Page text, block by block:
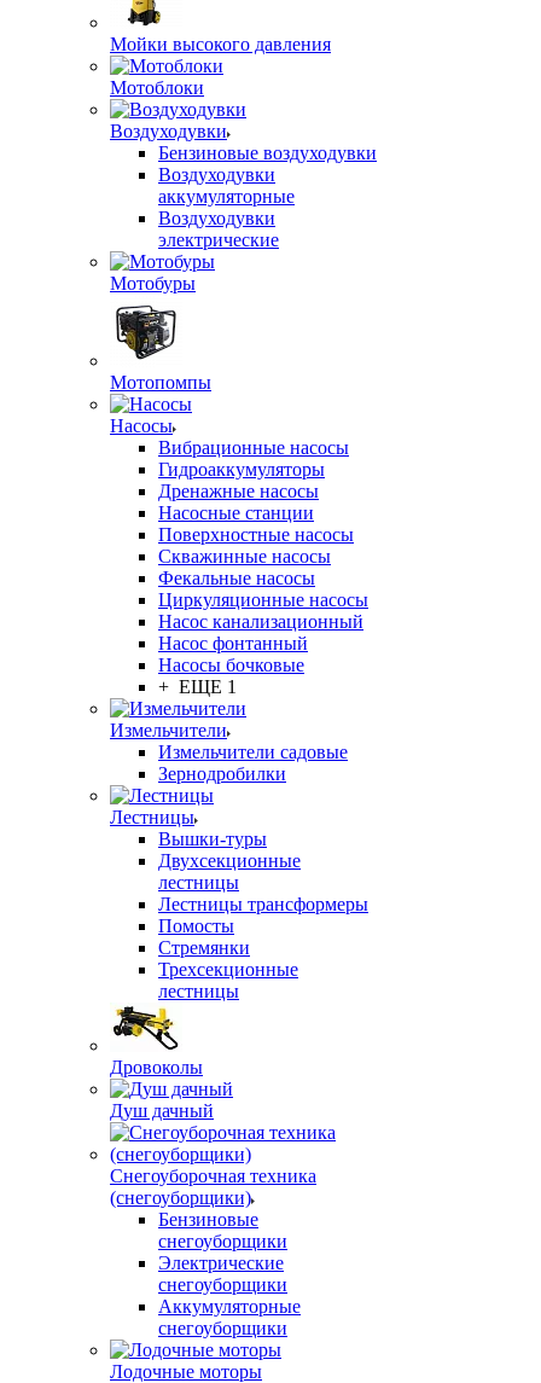
Мойки высокого давления
Мотоблоки
Воздуходувки
Бензиновые воздуходувки
Воздуходувки
аккумуляторные
Воздуходувки
электрические
Мотобуры
Мотопомпы
Насосы
Вибрационные насосы
Гидроаккумуляторы
Дренажные насосы
Насосные станции
Поверхностные насосы
Скважинные насосы
Фекальные насосы
Циркуляционные насосы
Насос канализационный
Насос фонтанный
Насосы бочковые
+ ЕЩЕ 1
Измельчители
Измельчители садовые
Зернодробилки
Лестницы
Вышки-туры
Двухсекционные
лестницы
Лестницы трансформеры
Помосты
Стремянки
Трехсекционные
лестницы
Дровоколы
Душ дачный
Снегоуборочная техника
(снегоуборщики)
Бензиновые
снегоуборщики
Электрические
снегоуборщики
Аккумуляторные
снегоуборщики
Лодочные моторы